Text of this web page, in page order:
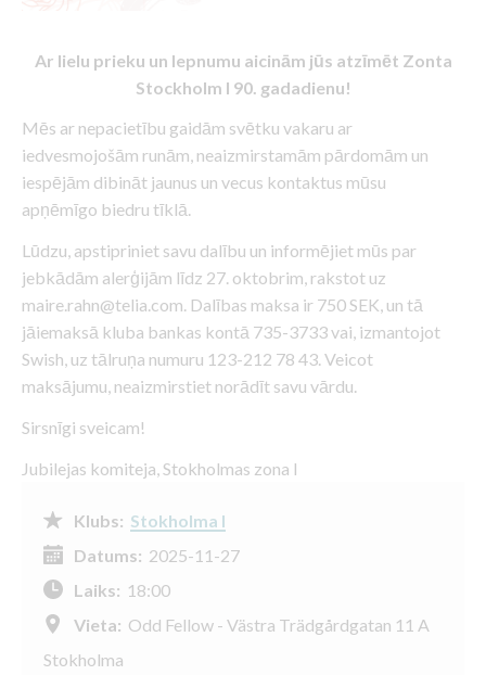
Ar lielu prieku un lepnumu aicinām jūs atzīmēt Zonta
Stockholm I 90. gadadienu!
Mēs ar nepacietību gaidām svētku vakaru ar
iedvesmojošām runām, neaizmirstamām pārdomām un
iespējām dibināt jaunus un vecus kontaktus mūsu
apņēmīgo biedru tīklā.
Lūdzu, apstipriniet savu dalību un informējiet mūs par
jebkādām alerģijām līdz 27. oktobrim, rakstot uz
maire.rahn@telia.com. Dalības maksa ir 750 SEK, un tā
jāiemaksā kluba bankas kontā 735-3733 vai, izmantojot
Swish, uz tālruņa numuru 123-212 78 43. Veicot
maksājumu, neaizmirstiet norādīt savu vārdu.
Sirsnīgi sveicam!
Jubilejas komiteja, Stokholmas zona I
Klubs: Stokholma I
Datums: 2025-11-27
Laiks: 18:00
Vieta: Odd Fellow - Västra Trädgårdgatan 11 A
Stokholma